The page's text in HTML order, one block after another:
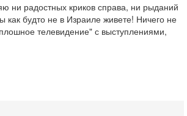
ни радостных криков справа, ни рыданий
как будто не в Израиле живете! Ничего не
телевидение" с выступлениями,